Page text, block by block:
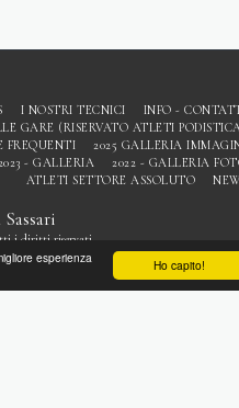
Ho capito!
esperienza
i diritti riservati
I NOSTRI TECNICI
INFO -
GARE (RISERVATO ATLETI
FREQUENTI
2025 GALLERIA
- GALLERIA
2022 - GALLERIA
ATLETI SETTORE ASSOLUTO